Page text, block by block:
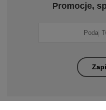
Promocje,